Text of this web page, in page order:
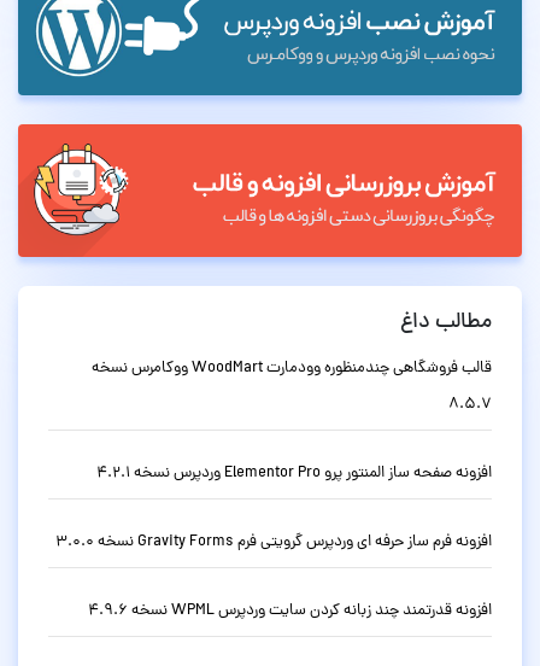
مطالب داغ
قالب فروشگاهی چندمنظوره وودمارت WoodMart ووکامرس نسخه
8.5.7
افزونه صفحه ساز المنتور پرو Elementor Pro وردپرس نسخه 4.2.1
افزونه فرم ساز حرفه ای وردپرس گرویتی فرم Gravity Forms نسخه 3.0.0
افزونه قدرتمند چند زبانه کردن سایت وردپرس WPML نسخه 4.9.6